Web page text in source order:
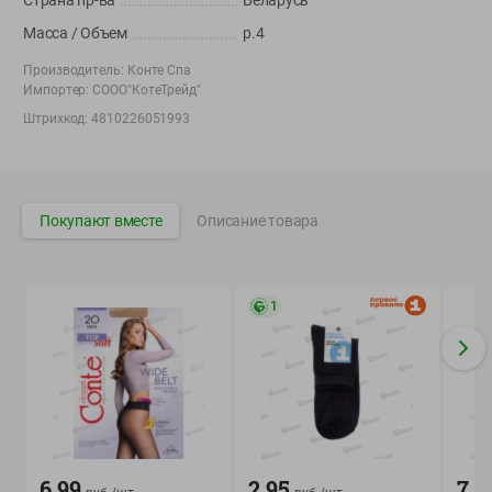
Корпоративный сайт Green
соглашения
юридических лиц: Отдел торговли и услуг Администрации
Фрунзенского района г. Минска + 375 17 272 73 84 .
Номер и адрес электронной почты лица, уполномоченного
продавцом рассматривать обращения покупателей о нарушении их
прав, предусмотренных законодательством о защите прав
потребителей: +375 44 560-60-61, shop@green-dostavka.by.
Способы оплаты товара:
Масса / Объем
р.4
Производитель: Конте Спа
Импортер: СООО"КотеТрейд"
Штрихкод:4810226051993
Покупают вместе Описание товара
1